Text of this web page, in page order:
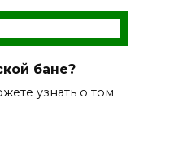
бане?
узнать о том